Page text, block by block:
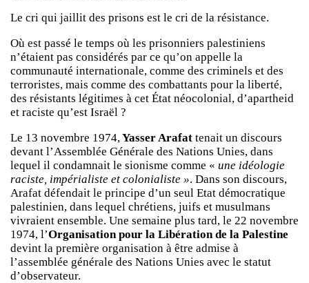
Le cri qui jaillit des prisons est le cri de la résistance.
Où est passé le temps où les prisonniers palestiniens
n’étaient pas considérés par ce qu’on appelle la
communauté internationale, comme des criminels et des
terroristes, mais comme des combattants pour la liberté,
des résistants légitimes à cet État néocolonial, d’apartheid
et raciste qu’est Israël ?
Le 13 novembre 1974,Yasser Arafat tenait un discours
devant l’Assemblée Générale des Nations Unies, dans
lequel il condamnait le sionisme comme « une idéologie
raciste, impérialiste et colonialiste ». Dans son discours,
Arafat défendait le principe d’un seul Etat démocratique
palestinien, dans lequel chrétiens, juifs et musulmans
vivraient ensemble. Une semaine plus tard, le 22 novembre
1974, l’Organisation pour la Libération de la Palestine
devint la première organisation à être admise à
l’assemblée générale des Nations Unies avec le statut
d’observateur.